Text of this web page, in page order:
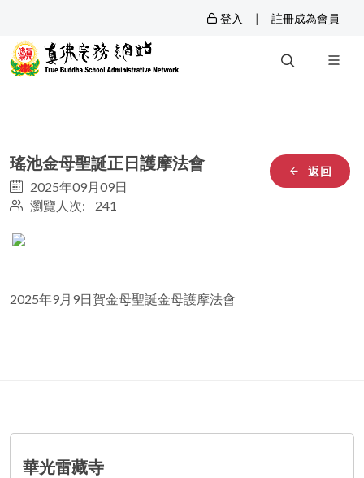
登入 | 註冊成為會員
返回
瑤池金母聖誕正日護摩法會
2025年09月09日
瀏覽人次: 241
2025年9月9日賀金母聖誕金母護摩法會
華光雷藏寺